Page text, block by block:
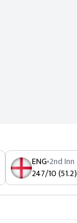
ENG 2nd Inn
247/10 (51.2)